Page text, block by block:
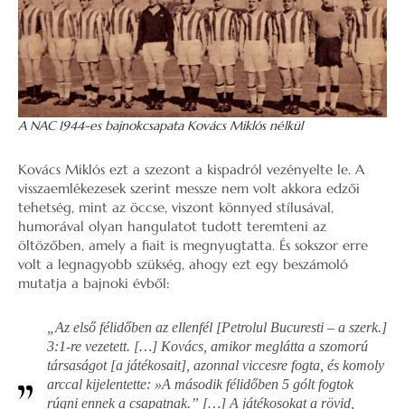
A NAC 1944-es bajnokcsapata Kovács Miklós nélkül
Kovács Miklós ezt a szezont a kispadról vezényelte le. A
visszaemlékezesek szerint messze nem volt akkora edzői
tehetség, mint az öccse, viszont könnyed stílusával,
humorával olyan hangulatot tudott teremteni az
öltözőben, amely a fiait is megnyugtatta. És sokszor erre
volt a legnagyobb szükség, ahogy ezt egy beszámoló
mutatja a bajnoki évből:
„Az első félidőben az ellenfél [Petrolul Bucuresti – a szerk.]
3:1-re vezetett. […] Kovács, amikor meglátta a szomorú
társaságot [a játékosait], azonnal viccesre fogta, és komoly
arccal kijelentette: »A második félidőben 5 gólt fogtok
rúgni ennek a csapatnak.” […] A játékosokat a rövid,